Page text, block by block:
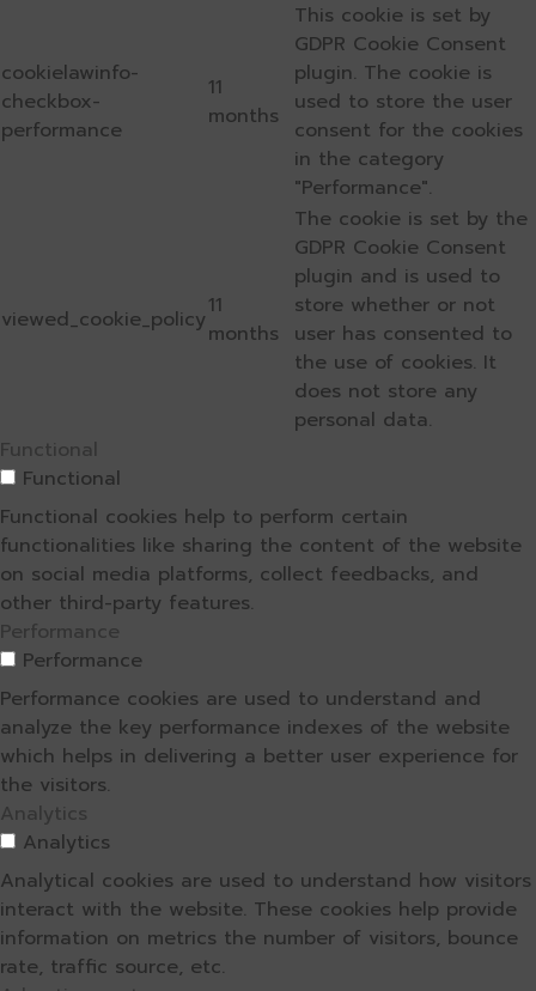
cookielawinfo-
checkbox-
performance
11
months
This cookie is set by
GDPR Cookie Consent
plugin. The cookie is
used to store the user
consent for the cookies
in the category
"Performance".
viewed_cookie_policy11
months
The cookie is set by the
GDPR Cookie Consent
plugin and is used to
store whether or not
user has consented to
the use of cookies. It
does not store any
personal data.
Functional
Functional
Functional cookies help to perform certain
functionalities like sharing the content of the website
on social media platforms, collect feedbacks, and
other third-party features.
Performance
Performance
Performance cookies are used to understand and
analyze the key performance indexes of the website
which helps in delivering a better user experience for
the visitors.
Analytics
Analytics
Analytical cookies are used to understand how visitors
interact with the website. These cookies help provide
information on metrics the number of visitors, bounce
rate, traffic source, etc.